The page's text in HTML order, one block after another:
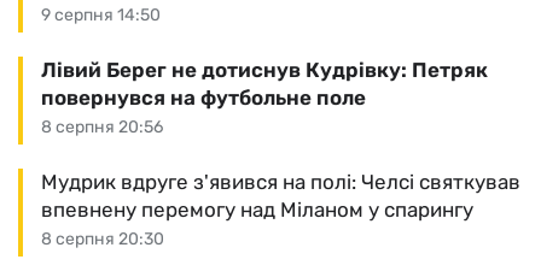
9 серпня 14:50
8 серпня 20:56
Лівий Берег не дотиснув Кудрівку: Петряк
повернувся на футбольне поле
8 серпня 20:30
Мудрик вдруге з'явився на полі: Челсі святкував
впевнену перемогу над Міланом у спарингу